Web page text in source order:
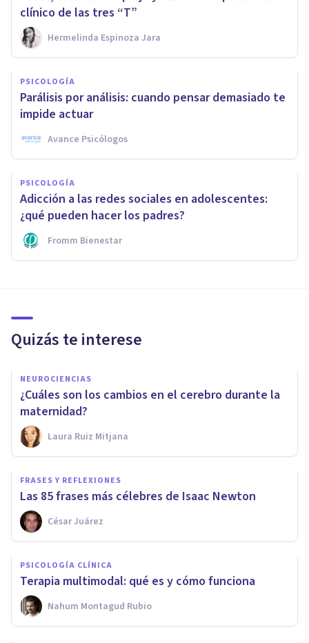
clínico de las tres “T”
Hermelinda Espinoza Jara
PSICOLOGÍA
Parálisis por análisis: cuando pensar demasiado te
impide actuar
Avance Psicólogos
PSICOLOGÍA
Adicción a las redes sociales en adolescentes:
¿qué pueden hacer los padres?
Fromm Bienestar
Quizás te interese
NEUROCIENCIAS
¿Cuáles son los cambios en el cerebro durante la
maternidad?
Laura Ruiz Mitjana
FRASES Y REFLEXIONES
Las 85 frases más célebres de Isaac Newton
César Juárez
PSICOLOGÍA CLÍNICA
Terapia multimodal: qué es y cómo funciona
Nahum Montagud Rubio